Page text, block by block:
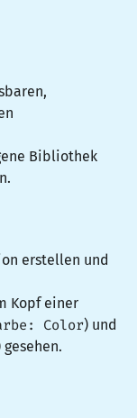
Bibliothek
erstellen und
Kopf einer
Color) und
gesehen.